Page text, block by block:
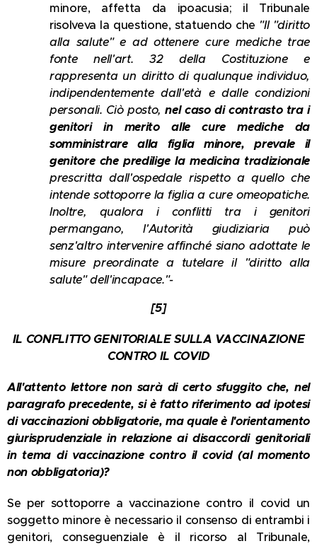
minore, affetta da ipoacusia; il Tribunale
risolveva la questione, statuendo che "Il "diritto
alla salute" e ad ottenere cure mediche trae
fonte nell'art. 32 della Costituzione e
rappresenta un diritto di qualunque individuo,
indipendentemente dall'età e dalle condizioni
personali. Ciò posto,nel caso di contrasto tra i
genitori in merito alle cure mediche da
somministrare alla figlia minore, prevale il
genitore che predilige la medicina tradizionale
prescritta dall'ospedale rispetto a quello che
intende sottoporre la figlia a cure omeopatiche.
Inoltre, qualora i conflitti tra i genitori
permangano, l'Autorità giudiziaria può
senz'altro intervenire affinché siano adottate le
misure preordinate a tutelare il "diritto alla
salute" dell'incapace."-
[5]
IL CONFLITTO GENITORIALE SULLA VACCINAZIONE
CONTRO IL COVID
All'attento lettore non sarà di certo sfuggito che, nel
paragrafo precedente, si è fatto riferimento ad ipotesi
di vaccinazioni obbligatorie, ma quale è l'orientamento
giurisprudenziale in relazione ai disaccordi genitoriali
in tema di vaccinazione contro il covid (al momento
non obbligatoria)?
Se per sottoporre a vaccinazione contro il covid un
soggetto minore è necessario il consenso di entrambi i
genitori, conseguenziale è il ricorso al Tribunale,